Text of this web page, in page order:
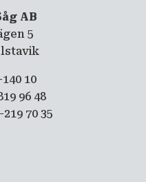
AB
5
10
96 48
219 70 35